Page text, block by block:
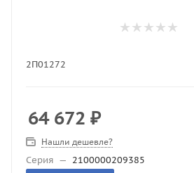
2П01272
64 672 ₽
Нашли дешевле?
Серия — 2100000209385